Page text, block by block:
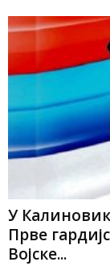
У
Прве
Војске...